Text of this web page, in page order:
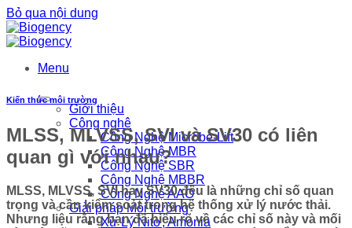
Bỏ qua nội dung
Menu
Giới thiệu
Công nghệ
Công Nghệ Microbe-Lift
Công Nghệ MBR
Công Nghệ SBR
Công Nghệ MBBR
Công Nghệ AAO
Giải pháp Môi trường
Xử Lý Nitơ, Amonia
Kiến thức môi trường
MLSS, MLVSS, SVI và SV30 có liên
quan gì với nhau?
MLSS, MLVSS, SVI hay SV30 đều là những chỉ số quan
trọng và cần kiểm soát trong hệ thống xử lý nước thải.
Nhưng liệu rằng bạn đã hiểu rõ về các chỉ số này và mối